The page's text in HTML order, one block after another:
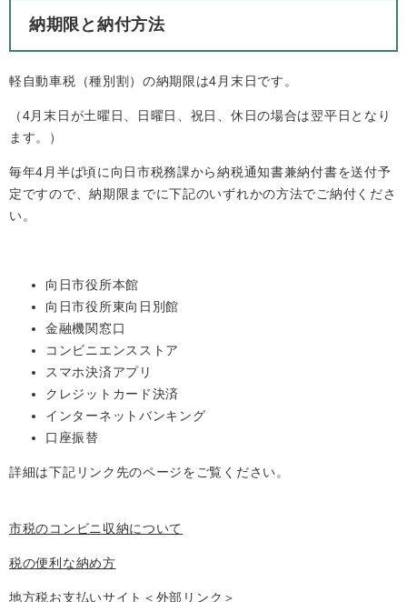
納期限と納付方法
軽自動車税（種別割）の納期限は4月末日です。
（4月末日が土曜日、日曜日、祝日、休日の場合は翌平日となり
ます。）
毎年4月半ば頃に向日市税務課から納税通知書兼納付書を送付予
定ですので、納期限までに下記のいずれかの方法でご納付くださ
い。
向日市役所本館
向日市役所東向日別館
金融機関窓口
コンビニエンスストア
スマホ決済アプリ
クレジットカード決済
インターネットバンキング
口座振替
詳細は下記リンク先のページをご覧ください。
市税のコンビニ収納について
税の便利な納め方
地方税お支払いサイト ＜外部リンク＞